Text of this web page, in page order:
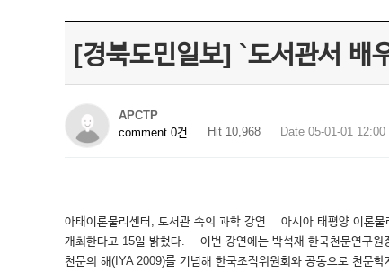
[경북도민일보] `도서관서 배
APCTP
comment 0건
Hit 10,968 Date 05-01-01 12:00
아태이론물리센터, 도서관 속의 과학 강연 아시아 태평양 이론물
개최한다고 15일 밝혔다. 이번 강연에는 박석재 한국천문연구원
천문의 해(IYA 2009)를 기념해 한국조직위원회와 공동으로 천문